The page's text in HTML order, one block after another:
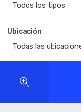
Todos los tipos
Ubicación
Todas las